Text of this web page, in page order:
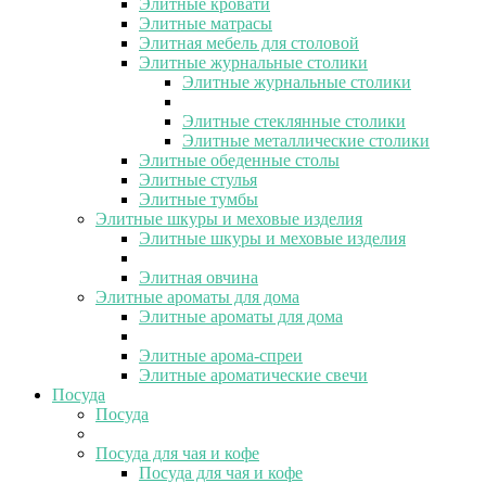
Элитные матрасы
Элитная мебель для столовой
Элитные журнальные столики
Элитные журнальные столики
Элитные стеклянные столики
Элитные металлические столики
Элитные обеденные столы
Элитные стулья
Элитные тумбы
Элитные шкуры и меховые изделия
Элитные шкуры и меховые изделия
Элитная овчина
Элитные ароматы для дома
Элитные ароматы для дома
Элитные арома-спреи
Элитные ароматические свечи
Посуда
Посуда
Посуда для чая и кофе
Посуда для чая и кофе